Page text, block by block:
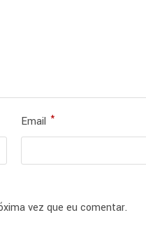
Email *
vez que eu comentar.